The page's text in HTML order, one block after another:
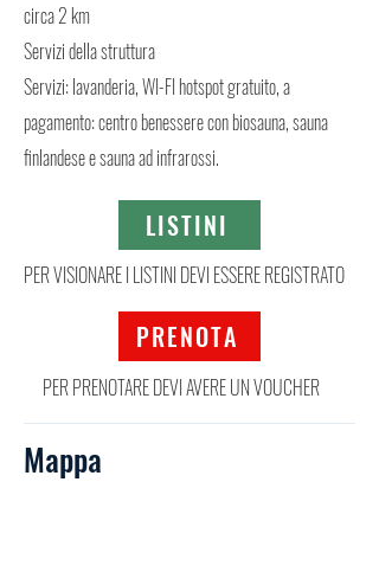
circa 2 km
Servizi della struttura
Servizi: lavanderia, WI-FI hotspot gratuito, a
pagamento: centro benessere con biosauna, sauna
finlandese e sauna ad infrarossi.
LISTINI
PER VISIONARE I LISTINI DEVI ESSERE REGISTRATO
PRENOTA
PER PRENOTARE DEVI AVERE UN VOUCHER
Mappa